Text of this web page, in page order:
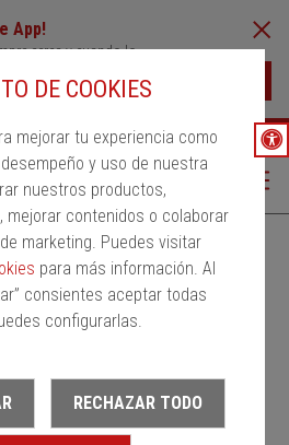
DE COOKIES
mejorar tu experiencia como
y uso de nuestra
nuestros productos,
mejorar contenidos o colaborar
marketing. Puedes visitar
para más información. Al
consientes aceptar todas
configurarlas.
RECHAZAR TODO
App!
cerca y cuando lo
Buscar Ayuda ESP